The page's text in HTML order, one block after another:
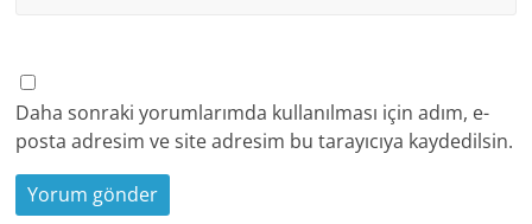
Daha sonraki yorumlarımda kullanılması için adım, e-
posta adresim ve site adresim bu tarayıcıya kaydedilsin.